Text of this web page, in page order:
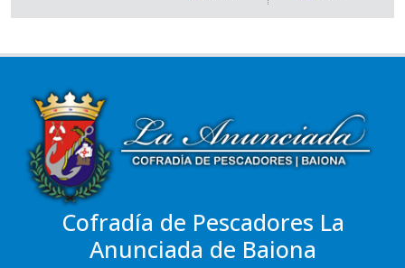
Cofradía de Pescadores La
Anunciada de Baiona